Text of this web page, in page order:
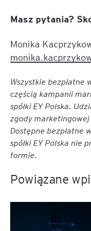
Masz pytania?
Monika
Wszystkie
częścią kampanii
spółki EY Polska.
zgody
Dostępne bezpłatne
spółki EY Polska nie
formie.
Powiązane